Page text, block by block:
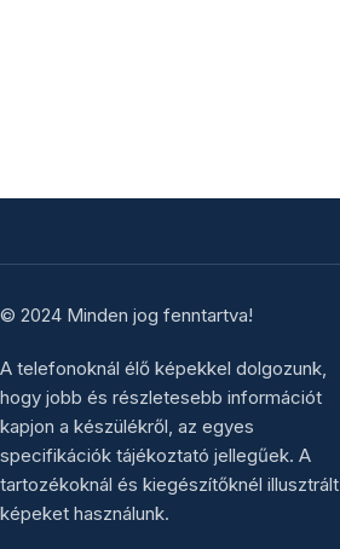
© 2024 Minden jog fenntartva!
A telefonoknál élő képekkel dolgozunk,
hogy jobb és részletesebb információt
kapjon a készülékről, az egyes
specifikációk tájékoztató jellegűek. A
tartozékoknál és kiegészítőknél illusztrált
képeket használunk.